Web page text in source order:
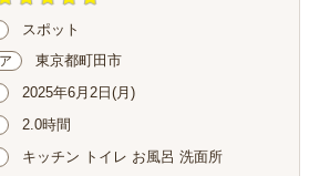
スポット
東京都町田市
2025年6月2日(月)
2.0時間
キッチン トイレ お風呂 洗面所